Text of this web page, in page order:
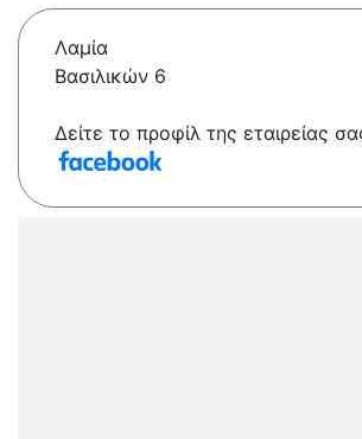
Λαμία
Βασιλικών 6
Δείτε το προφίλ της εταιρείας